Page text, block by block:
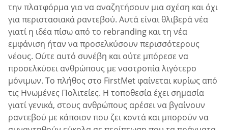
την πλατφόρμα για να αναζητήσουν μια σχέση και όχι
για περιστασιακά ραντεβού. Αυτά είναι θλιβερά νέα
γιατί η ιδέα πίσω από το rebranding και τη νέα
εμφάνιση ήταν να προσελκύσουν περισσότερους
νέους. Ούτε αυτό συνέβη και ούτε μπόρεσε να
προσελκύσει ανθρώπους με νοοτροπία λιγότερο
μόνιμων. Το πλήθος στο FirstMet φαίνεται κυρίως από
τις Ηνωμένες Πολιτείες. Η τοποθεσία έχει σημασία
γιατί γενικά, στους ανθρώπους αρέσει να βγαίνουν
ραντεβού με κάποιον που ζει κοντά και μπορούν να